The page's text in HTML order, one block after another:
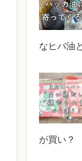
なヒバ油
が買い？